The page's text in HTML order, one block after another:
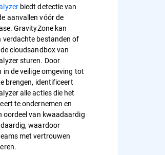
biedt detectie van
aanvallen vóór de
GravityZone kan
bestanden of
cloudsandbox van
sturen. Door
in de veilige omgeving tot
brengen, identificeert
alle acties die het
te ondernemen en
oordeel van kwaadaardig
waardoor
met vertrouwen